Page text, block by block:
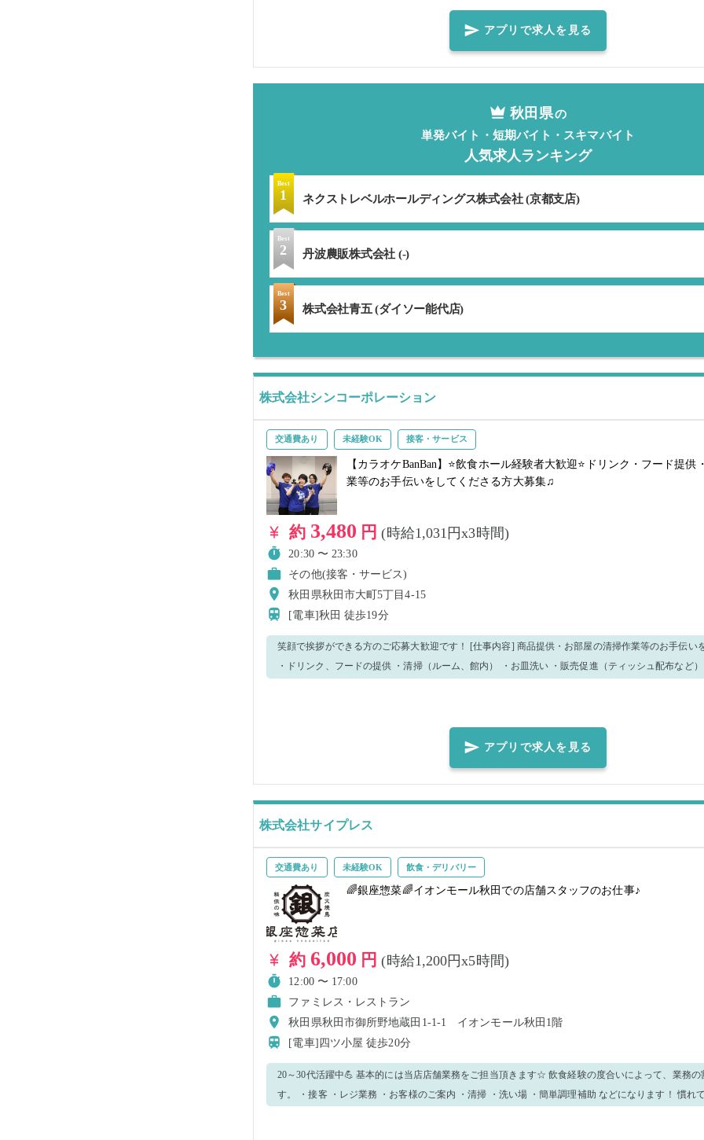
アプリで求人を見る
秋田県の
単発バイト・短期バイト・スキマバイト
人気求人ランキング
Best
1 ネクストレベルホールディングス株式会社 (京都支店)
Best
2 丹波農販株式会社 (-)
Best
3 株式会社青五 (ダイソー能代店)
株式会社シンコーポレーション
交通費あり 未経験OK 接客・サービス
【カラオケBanBan】⭐️飲食ホール経験者大歓迎⭐️ドリンク・フード提供
業等のお手伝いをしてくださる方大募集♫
約 3,480 円(時給1,031円x3時間)
20:30 〜 23:30
その他(接客・サービス)
秋田県秋田市大町5丁目4-15
[電車]秋田徒歩19分
笑顔で挨拶ができる方のご応募大歓迎です！ [仕事内容] 商品提供・お部屋の清掃作業等のお手伝いをお願いします。
・ドリンク、フードの提供 ・清掃（ルーム、館内） ・お皿洗い ・販売促進（ティッシュ配布など
アプリで求人を見る
株式会社サイプレス
交通費あり 未経験OK 飲食・デリバリー
🌈銀座惣菜🌈イオンモール秋田での店舗スタッフのお仕事♪
約 6,000 円(時給1,200円x5時間)
12:00 〜 17:00
ファミレス・レストラン
秋田県秋田市御所野地蔵田1-1-1 イオンモール秋田1階
[電車]四ツ小屋徒歩20分
20～30代活躍中💪 基本的には当店店舗業務をご担当頂きます☆ 飲食経験の度合いによって、業務の
す。 ・接客 ・レジ業務 ・お客様のご案内 ・清掃 ・洗い場 ・簡単調理補助 などになります！ 慣れてきたら他の業務